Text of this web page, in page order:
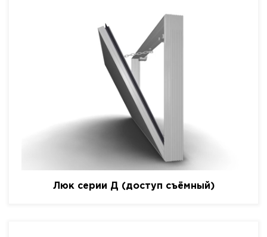
Люк серии Д (доступ съёмный)